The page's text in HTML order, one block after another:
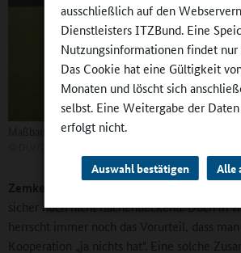
ausschließlich auf den
Dienstleisters ITZBund. Eine
Nutzungsinformationen findet
Das Cookie hat eine Gültigkeit
Monaten und löscht sich
selbst. Eine Weitergabe der
erfolgt nicht.
Auswahl bestätigen Alle
Maßband und Zeitmessung spielen eine
Zemke:
Viele haben sich schon auf den
sicher noch nicht flächendeckend. Doch in
herrscht immer noch das Vorurteil, dass man
Kooperation „ja nichts hat". Eine solche